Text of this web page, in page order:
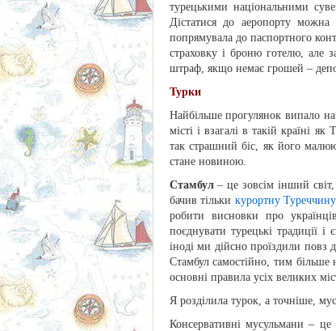
турецькими національними
Дістатися до аеропорту
попрямувала до паспортного
страховку і броню готелю, але
штраф, якщо немає грошей –
Турки
Найбільше прогулянок випало
місті і взагалі в такій країні
так страшний біс, як його
стане новиною.
Стамбул– це зовсім інший світ,
бачив тільки курортну Туреччину
робити висновки про
поєднувати турецькі традиції
іноді ми дійсно проїздили повз
Стамбул самостійно, тим
основні правила усіх великих
Я розділила турок, а точніше,
Консервативні мусульмани – це